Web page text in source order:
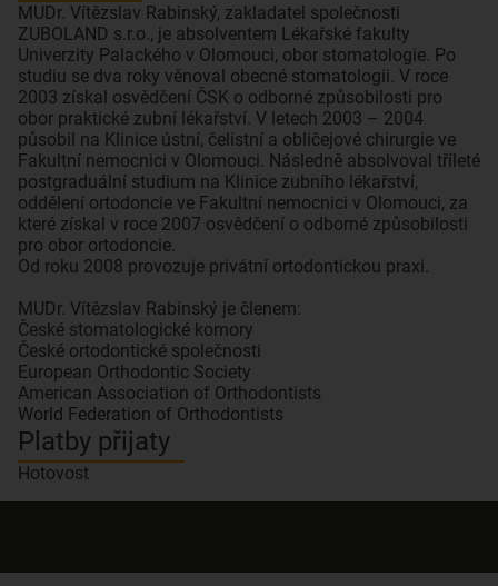
MUDr. Vítězslav Rabinský, zakladatel společnosti
ZUBOLAND s.r.o., je absolventem Lékařské fakulty
Univerzity Palackého v Olomouci, obor stomatologie. Po
studiu se dva roky věnoval obecné stomatologii. V roce
2003 získal osvědčení ČSK o odborné způsobilosti pro
obor praktické zubní lékařství. V letech 2003 – 2004
působil na Klinice ústní, čelistní a obličejové chirurgie ve
Fakultní nemocnici v Olomouci. Následně absolvoval tříleté
postgraduální studium na Klinice zubního lékařství,
oddělení ortodoncie ve Fakultní nemocnici v Olomouci, za
které získal v roce 2007 osvědčení o odborné způsobilosti
pro obor ortodoncie.
Od roku 2008 provozuje privátní ortodontickou praxi.
MUDr. Vítězslav Rabinský je členem:
České stomatologické komory
České ortodontické společnosti
European Orthodontic Society
American Association of Orthodontists
World Federation of Orthodontists
Platby přijaty
Hotovost